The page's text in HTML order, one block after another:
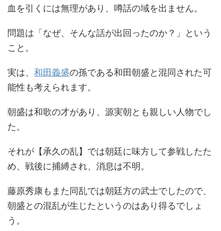
血を引くには無理があり、噂話の域を出ません。
問題は「なぜ、そんな話が出回ったのか？」という
こと。
実は、 和田義盛の孫である和田朝盛と混同された可
能性も考えられます。
朝盛は和歌の才があり、源実朝とも親しい人物でし
た。
それが【承久の乱】では朝廷に味方して参戦したた
め、戦後に捕縛され、消息は不明。
藤原秀康もまた同乱では朝廷方の武士でしたので、
朝盛との混乱が生じたというのはあり得るでしょ
う。